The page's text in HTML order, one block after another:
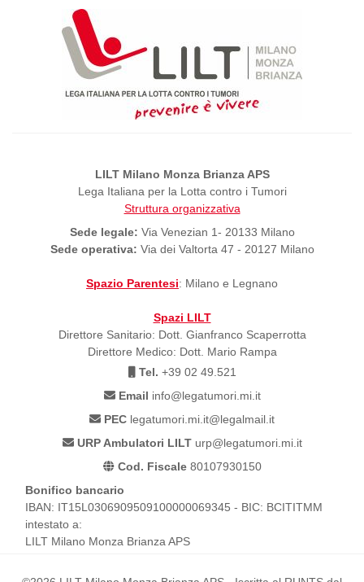
LILT Milano Monza Brianza APS
Lega Italiana per la Lotta contro i Tumori
Struttura organizzativa
Sede legale: Via Venezian 1- 20133 Milano
Sede operativa: Via dei Valtorta 47 - 20127 Milano
Spazio Parentesi: Milano e Legnano
Spazi LILT
Direttore Sanitario: Dott. Gianfranco Scaperrotta
Direttore Medico: Dott. Mario Rampa
Tel. +39 02 49.521
Email info@legatumori.mi.it
PEC legatumori.mi.it@legalmail.it
URP Ambulatori LILTurp@legatumori.mi.it
Cod. Fiscale80107930150
Bonifico bancario
IBAN: IT15L0306909509100000069345 - BIC: BCITITMM
intestato a:
LILT Milano Monza Brianza APS